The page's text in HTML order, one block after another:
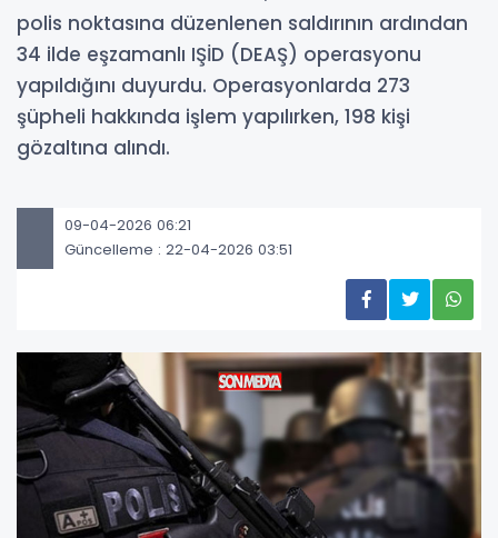
polis noktasına düzenlenen saldırının ardından
34 ilde eşzamanlı IŞİD (DEAŞ) operasyonu
yapıldığını duyurdu. Operasyonlarda 273
şüpheli hakkında işlem yapılırken, 198 kişi
gözaltına alındı.
09-04-2026 06:21
Güncelleme : 22-04-2026 03:51